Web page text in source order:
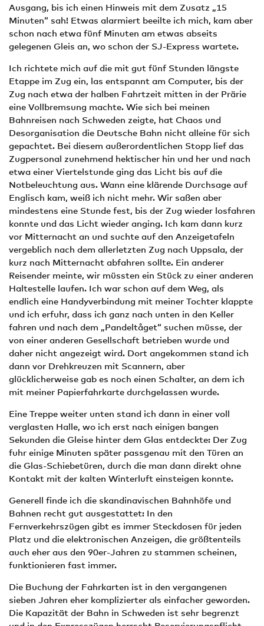
Ausgang, bis ich einen Hinweis mit dem Zusatz „15
Minuten“ sah! Etwas alarmiert beeilte ich mich, kam aber
schon nach etwa fünf Minuten am etwas abseits
gelegenen Gleis an, wo schon der SJ-Express wartete.
Ich richtete mich auf die mit gut fünf Stunden längste
Etappe im Zug ein, las entspannt am Computer, bis der
Zug nach etwa der halben Fahrtzeit mitten in der Prärie
eine Vollbremsung machte. Wie sich bei meinen
Bahnreisen nach Schweden zeigte, hat Chaos und
Desorganisation die Deutsche Bahn nicht alleine für sich
gepachtet. Bei diesem außerordentlichen Stopp lief das
Zugpersonal zunehmend hektischer hin und her und nach
etwa einer Viertelstunde ging das Licht bis auf die
Notbeleuchtung aus. Wann eine klärende Durchsage auf
Englisch kam, weiß ich nicht mehr. Wir saßen aber
mindestens eine Stunde fest, bis der Zug wieder losfahren
konnte und das Licht wieder anging. Ich kam dann kurz
vor Mitternacht an und suchte auf den Anzeigetafeln
vergeblich nach dem allerletzten Zug nach Uppsala, der
kurz nach Mitternacht abfahren sollte. Ein anderer
Reisender meinte, wir müssten ein Stück zu einer anderen
Haltestelle laufen. Ich war schon auf dem Weg, als
endlich eine Handyverbindung mit meiner Tochter klappte
und ich erfuhr, dass ich ganz nach unten in den Keller
fahren und nach dem „Pandeltåget“ suchen müsse, der
von einer anderen Gesellschaft betrieben wurde und
daher nicht angezeigt wird. Dort angekommen stand ich
dann vor Drehkreuzen mit Scannern, aber
glücklicherweise gab es noch einen Schalter, an dem ich
mit meiner Papierfahrkarte durchgelassen wurde.
Eine Treppe weiter unten stand ich dann in einer voll
verglasten Halle, wo ich erst nach einigen bangen
Sekunden die Gleise hinter dem Glas entdeckte: Der Zug
fuhr einige Minuten später passgenau mit den Türen an
die Glas-Schiebetüren, durch die man dann direkt ohne
Kontakt mit der kalten Winterluft einsteigen konnte.
Generell finde ich die skandinavischen Bahnhöfe und
Bahnen recht gut ausgestattet: In den
Fernverkehrszügen gibt es immer Steckdosen für jeden
Platz und die elektronischen Anzeigen, die größtenteils
auch eher aus den 90er-Jahren zu stammen scheinen,
funktionieren fast immer.
Die Buchung der Fahrkarten ist in den vergangenen
sieben Jahren eher komplizierter als einfacher geworden.
Die Kapazität der Bahn in Schweden ist sehr begrenzt